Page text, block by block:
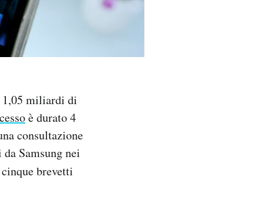
1,05 miliardi di
è durato 4
consultazione
Samsung nei
brevetti